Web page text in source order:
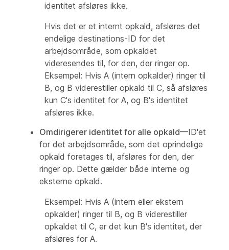
identitet afsløres ikke.
Hvis det er et internt opkald, afsløres det
endelige destinations-ID for det
arbejdsområde, som opkaldet
videresendes til, for den, der ringer op.
Eksempel: Hvis A (intern opkalder) ringer til
B, og B viderestiller opkald til C, så afsløres
kun C's identitet for A, og B's identitet
afsløres ikke.
Omdirigerer identitet for alle opkald—ID'et
for det arbejdsområde, som det oprindelige
opkald foretages til, afsløres for den, der
ringer op. Dette gælder både interne og
eksterne opkald.
Eksempel: Hvis A (intern eller ekstern
opkalder) ringer til B, og B viderestiller
opkaldet til C, er det kun B's identitet, der
afsløres for A.